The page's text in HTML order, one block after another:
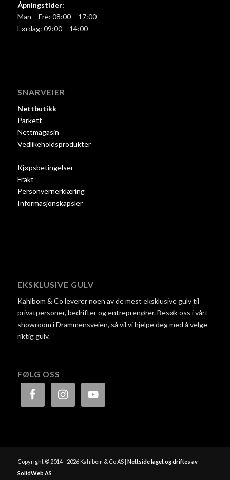
Åpningstider:
Man – Fre: 08:00 – 17:00
Lørdag: 09:00 – 14:00
SNARVEIER
Nettbutikk
Parkett
Nettmagasin
Vedlikeholdsprodukter
Kjøpsbetingelser
Frakt
Personvernerklæring
Informasjonskapsler
EKSKLUSIVE GULV
Kahlbom & Co leverer noen av de mest eksklusive gulv til
privatpersoner, bedrifter og entreprenører. Besøk oss i vårt
showroom i Drammensveien, så vil vi hjelpe deg med å velge
riktig gulv.
FØLG OSS
Copyright © 2014 - 2026 Kahlbom & Co AS | Nettside laget og driftes av
SolidWeb AS